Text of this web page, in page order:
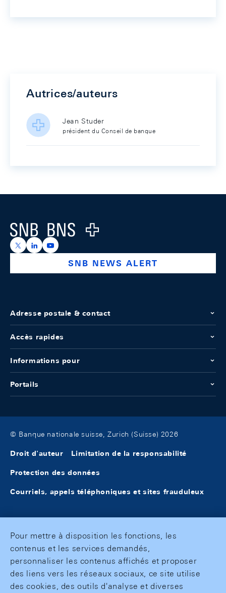
Autrices/auteurs
Jean Studer
président du Conseil de banque
Logo
https://x.com/snb_bns
https://ch.linkedin.com/company/swiss-national-
https://www.youtube.com/@swissnationalbank
SNB NEWS ALERT
Adresse postale & contact
Accès rapides
Informations pour
Portails
© Banque nationale suisse, Zurich (Suisse) 2026
Droit d'auteur Limitation de la responsabilité
Protection des données
Courriels, appels téléphoniques et sites frauduleux
Pour mettre à disposition les fonctions, les
contenus et les services demandés,
personnaliser les contenus affichés et proposer
des liens vers les réseaux sociaux, ce site utilise
des cookies, des outils d'analyse et diverses